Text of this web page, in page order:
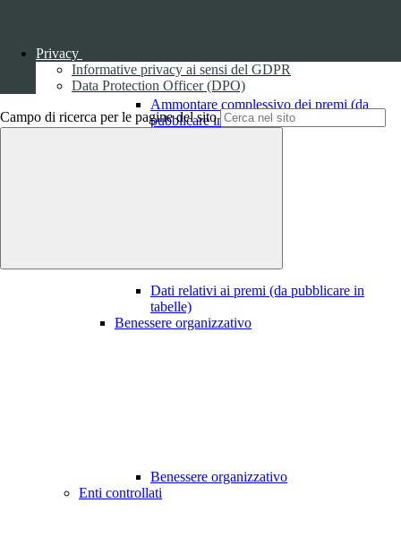
Privacy
Informative privacy ai sensi del GDPR
Data Protection Officer (DPO)
Campo di ricerca per le pagine del sito
Ammontare complessivo dei premi (da
pubblicare in tabelle) 1
Dati relativi ai premi (da pubblicare in
tabelle)
Benessere organizzativo
Benessere organizzativo
Enti controllati